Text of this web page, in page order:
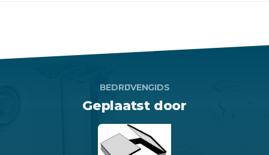
BEDRIJVENGIDS
Geplaatst door